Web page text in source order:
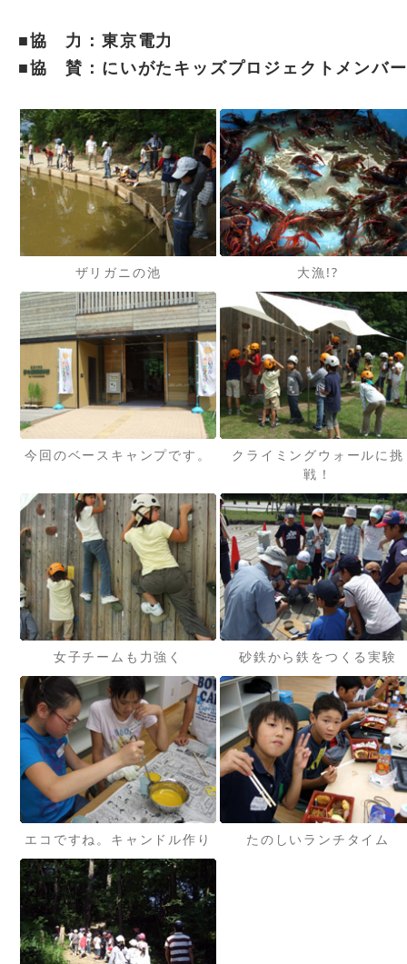
■協 力：東京電力
■協 賛：にいがたキッズプロジェクトメンバー
ザリガニの池 大漁!?
今回のベースキャンプです。
クライミングウォールに挑
戦！
女子チームも力強く 砂鉄から鉄をつくる実験
エコですね。キャンドル作り たのしいランチタイム